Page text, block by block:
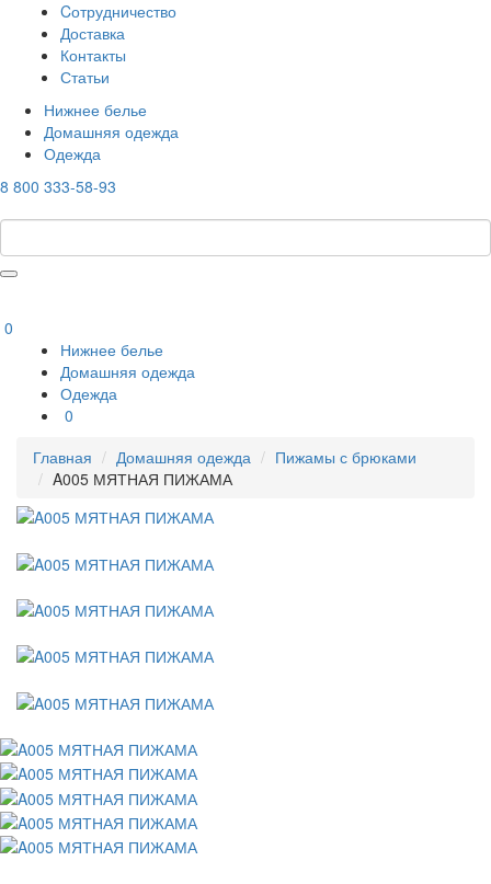
Cотрудничество
Доставка
Контакты
Статьи
Нижнее белье
Домашняя одежда
Одежда
8 800 333-58-93
0
Нижнее белье
Домашняя одежда
Одежда
0
Главная
Домашняя одежда
Пижамы с брюками
A005 МЯТНАЯ ПИЖАМА